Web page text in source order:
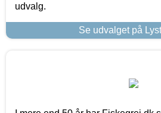
udvalg.
Se udvalget på